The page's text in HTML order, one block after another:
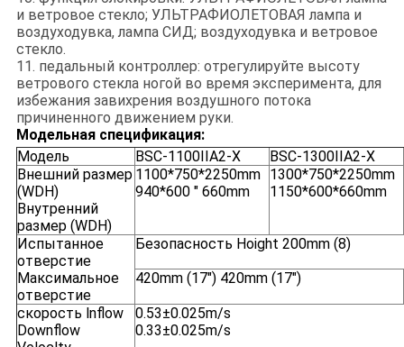
и ветровое стекло; УЛЬТРАФИОЛЕТОВАЯ лампа и
воздуходувка, лампа СИД; воздуходувка и ветровое
стекло.
11. педальный контроллер: отрегулируйте высоту
ветрового стекла ногой во время эксперимента, для
избежания завихрения воздушного потока
причиненного движением руки.
Модельная спецификация:
Модель
BSC-1100IIA2-X BSC-1300IIA2-X
Внешний размер
(WDH)
Внутренний
размер (WDH)
1100*750*2250mm
940*600 " 660mm
1300*750*2250mm
1150*600*660mm
Испытанное
отверстие
Максимальное
отверстие
Безопасность Hoight 200mm (8)
420mm (17") 420mm (17")
скорость lnflow
Downflow
0.53±0.025m/s
0.33±0.025m/s